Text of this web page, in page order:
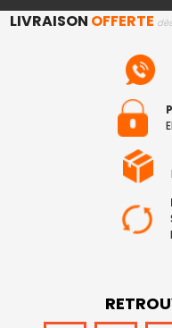
LIVRAISON OFFERTE